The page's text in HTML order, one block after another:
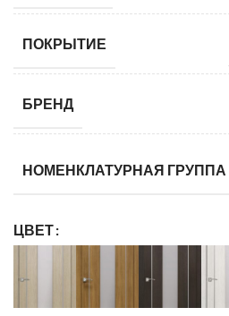
ПОКРЫТИЕ
БРЕНД
НОМЕНКЛАТУРНАЯ ГРУППА
ЦВЕТ